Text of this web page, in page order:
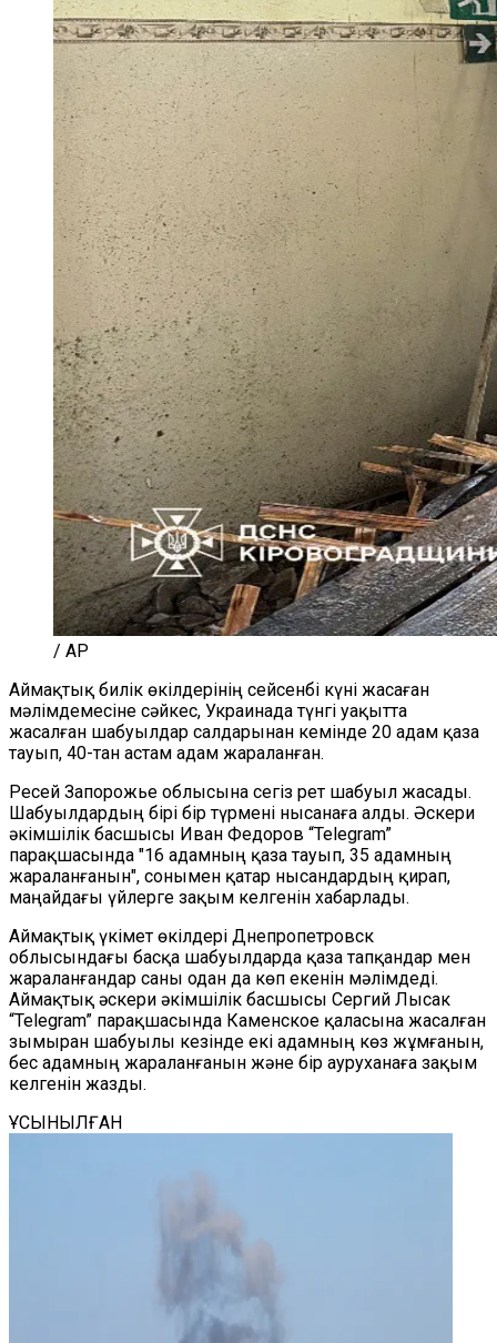
/ AP
Аймақтық билік өкілдерінің сейсенбі күні жасаған
мәлімдемесіне сәйкес, Украинада түнгі уақытта
жасалған шабуылдар салдарынан кемінде 20 адам қаза
тауып, 40-тан астам адам жараланған.
Ресей Запорожье облысына сегіз рет шабуыл жасады.
Шабуылдардың бірі бір түрмені нысанаға алды. Әскери
әкімшілік басшысы Иван Федоров “Telegram”
парақшасында "16 адамның қаза тауып, 35 адамның
жараланғанын", сонымен қатар нысандардың қирап,
маңайдағы үйлерге зақым келгенін хабарлады.
Аймақтық үкімет өкілдері Днепропетровск
облысындағы басқа шабуылдарда қаза тапқандар мен
жараланғандар саны одан да көп екенін мәлімдеді.
Аймақтық әскери әкімшілік басшысы Сергий Лысак
“Telegram” парақшасында Каменское қаласына жасалған
зымыран шабуылы кезінде екі адамның көз жұмғанын,
бес адамның жараланғанын және бір ауруханаға зақым
келгенін жазды.
ҰСЫНЫЛҒАН